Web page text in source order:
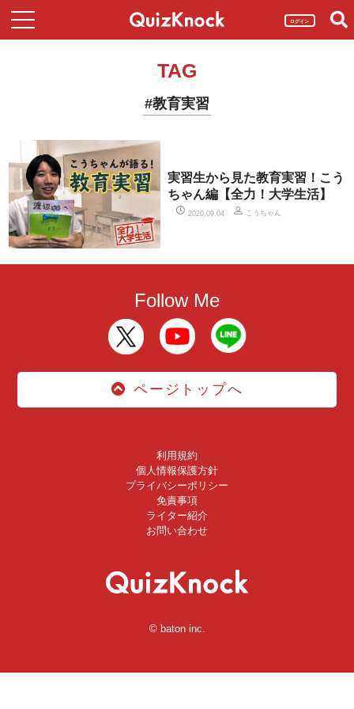
ログイン
TAG
#教育実習
実習生から見た教育実習！こう
ちゃん編【全力！大学生活】
2020.09.04 こうちゃん
Follow Me
ページトップへ
利用規約
個人情報保護方針
プライバシーポリシー
免責事項
ライター紹介
お問い合わせ
© baton inc.